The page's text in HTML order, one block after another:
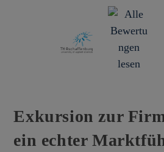
Exkursion zur
ein echter